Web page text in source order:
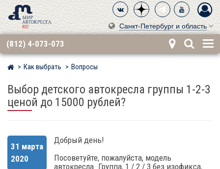
Санкт-Петербург и область
(812) 4-073-073
Мир детских автокресел
Как выбрать Вопросы
Выбор детского автокресла группы 1-2-3
ценой до 15000 рублей?
31 марта
2020
Добрый день!
Посоветуйте, пожалуйста, модель
автокресла. Группа, 1 / 2 / 3 без изофикса,